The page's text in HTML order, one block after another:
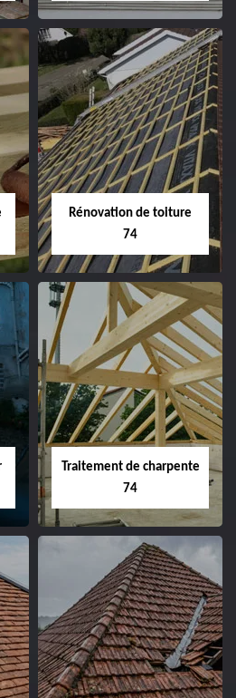
Rénovation de toiture
74
Traitement de charpente
74